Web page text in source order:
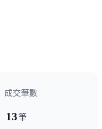
成交筆數
13筆